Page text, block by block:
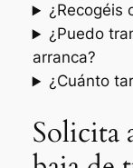
¿Recogéis
¿Puedo
arranca?
¿Cuánto
Solicita